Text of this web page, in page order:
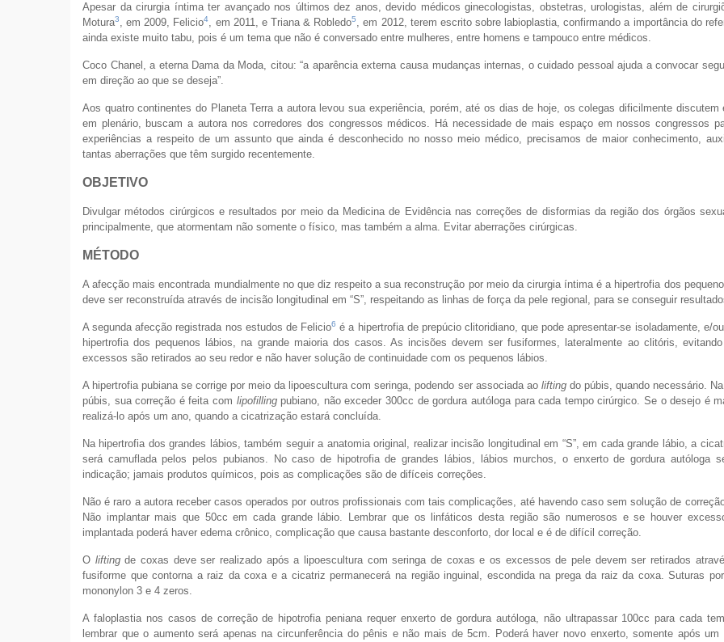
Apesar da cirurgia íntima ter avançado nos últimos dez anos, devido médicos ginecologistas, obstetras, urologistas, além de
Motura3, em 2009, Felicio4, em 2011, e Triana & Robledo5, em 2012, terem escrito sobre labioplastia, confirmando a importância do
ainda existe muito tabu, pois é um tema que não é conversado entre mulheres, entre homens e tampouco entre médicos.
Coco Chanel, a eterna Dama da Moda, citou: “a aparência externa causa mudanças internas, o cuidado pessoal ajuda a convocar
em direção ao que se deseja”.
Aos quatro continentes do Planeta Terra a autora levou sua experiência, porém, até os dias de hoje, os colegas dificilmente discutem
em plenário, buscam a autora nos corredores dos congressos médicos. Há necessidade de mais espaço em nossos congressos
experiências a respeito de um assunto que ainda é desconhecido no nosso meio médico, precisamos de maior conhecimento,
tantas aberrações que têm surgido recentemente.
OBJETIVO
Divulgar métodos cirúrgicos e resultados por meio da Medicina de Evidência nas correções de disformias da região dos órgãos
principalmente, que atormentam não somente o físico, mas também a alma. Evitar aberrações cirúrgicas.
MÉTODO
A afecção mais encontrada mundialmente no que diz respeito a sua reconstrução por meio da cirurgia íntima é a hipertrofia dos
deve ser reconstruída através de incisão longitudinal em “S”, respeitando as linhas de força da pele regional, para se conseguir
A segunda afecção registrada nos estudos de Felicio6 é a hipertrofia de prepúcio clitoridiano, que pode apresentar-se isoladamente, e/
hipertrofia dos pequenos lábios, na grande maioria dos casos. As incisões devem ser fusiformes, lateralmente ao clitóris,
excessos são retirados ao seu redor e não haver solução de continuidade com os pequenos lábios.
A hipertrofia pubiana se corrige por meio da lipoescultura com seringa, podendo ser associada ao liftingdo púbis, quando necessário.
púbis, sua correção é feita com lipofillingpubiano, não exceder 300cc de gordura autóloga para cada tempo cirúrgico. Se o desejo é
realizá-lo após um ano, quando a cicatrização estará concluída.
Na hipertrofia dos grandes lábios, também seguir a anatomia original, realizar incisão longitudinal em “S”, em cada grande lábio, a
será camuflada pelos pelos pubianos. No caso de hipotrofia de grandes lábios, lábios murchos, o enxerto de gordura autóloga
indicação; jamais produtos químicos, pois as complicações são de difíceis correções.
Não é raro a autora receber casos operados por outros profissionais com tais complicações, até havendo caso sem solução de
Não implantar mais que 50cc em cada grande lábio. Lembrar que os linfáticos desta região são numerosos e se houver
implantada poderá haver edema crônico, complicação que causa bastante desconforto, dor local e é de difícil correção.
O liftingde coxas deve ser realizado após a lipoescultura com seringa de coxas e os excessos de pele devem ser retirados
fusiforme que contorna a raiz da coxa e a cicatriz permanecerá na região inguinal, escondida na prega da raiz da coxa. Suturas
mononylon 3 e 4 zeros.
A faloplastia nos casos de correção de hipotrofia peniana requer enxerto de gordura autóloga, não ultrapassar 100cc para cada
lembrar que o aumento será apenas na circunferência do pênis e não mais de 5cm. Poderá haver novo enxerto, somente após